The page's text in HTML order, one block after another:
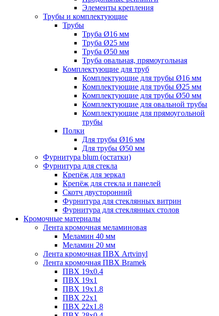
Элементы крепления
Трубы и комплектующие
Трубы
Труба Ø16 мм
Труба Ø25 мм
Труба Ø50 мм
Труба овальная, прямоугольная
Комплектующие для труб
Комплектующие для трубы Ø16 мм
Комплектующие для трубы Ø25 мм
Комплектующие для трубы Ø50 мм
Комплектующие для овальной трубы
Комплектующие для прямоугольной
трубы
Полки
Для трубы Ø16 мм
Для трубы Ø50 мм
Фурнитура blum (остатки)
Фурнитура для стекла
Крепёж для зеркал
Крепёж для стекла и панелей
Скотч двусторонний
Фурнитура для стеклянных витрин
Фурнитура для стеклянных столов
Кромочные материалы
Лента кромочная меламиновая
Меламин 40 мм
Меламин 20 мм
Лента кромочная ПВХ Artvinyl
Лента кромочная ПВХ Bramek
ПВХ 19x0.4
ПВХ 19х1
ПВХ 19х1.8
ПВХ 22х1
ПВХ 22х1.8